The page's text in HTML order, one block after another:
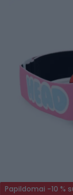
Papildomai -10 %